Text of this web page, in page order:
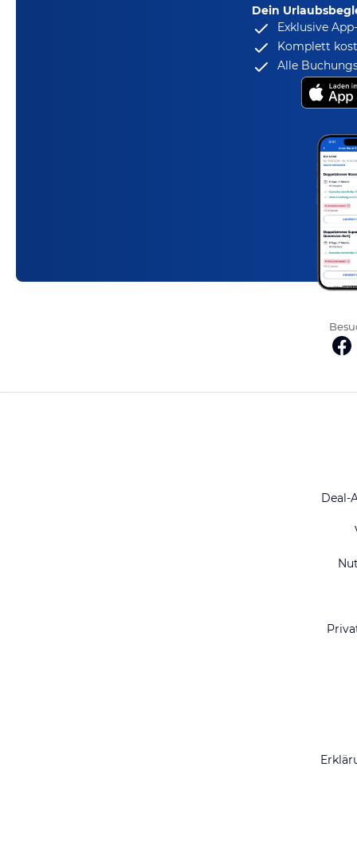
Dein
Exklusive
Komplett
Alle
Deal-